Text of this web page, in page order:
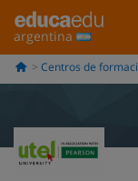
argentina
Centros de